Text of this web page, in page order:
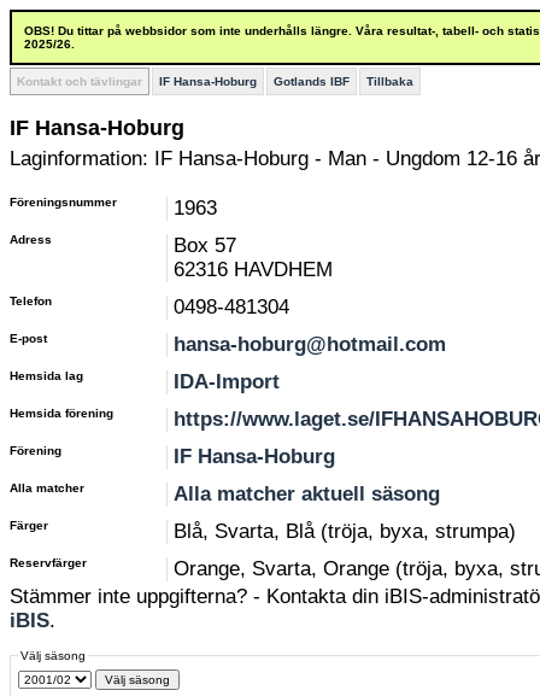
OBS! Du tittar på webbsidor som inte underhålls längre. Våra resultat-, tabell- och
2025/26.
Kontakt och tävlingar IF Hansa-Hoburg Gotlands IBF Tillbaka
IF Hansa-Hoburg
Laginformation: IF Hansa-Hoburg - Man - Ungdom 12-16 år
Föreningsnummer 1963
Adress
Box 57
62316 HAVDHEM
Telefon 0498-481304
E-post hansa-hoburg@hotmail.com
Hemsida lag IDA-Import
Hemsida förening https://www.laget.se/
Förening IF Hansa-Hoburg
Alla matcher Alla matcher aktuell säsong
Färger Blå, Svarta, Blå (tröja, byxa, strumpa)
Reservfärger
Orange, Svarta, Orange (tröja, byxa,
Stämmer inte uppgifterna? - Kontakta din iBIS-
iBIS.
Välj säsong